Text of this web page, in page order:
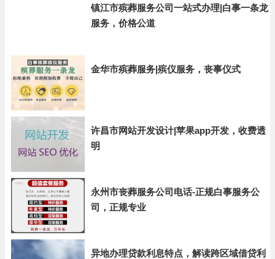
镇江市殡葬服务公司一站式办理|白事一条龙
服务，价格公道
金华市殡葬服务|殡仪服务，丧事仪式
许昌市网站开发设计|苹果app开发，收费透
明
永州市丧葬服务公司电话-正规白事服务公
司，正规专业
异地办理贷款利息特点，解读跨区域借贷利